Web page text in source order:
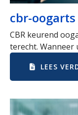
cbr-oogarts
CBR keurend
terecht. Wanneer
LEES